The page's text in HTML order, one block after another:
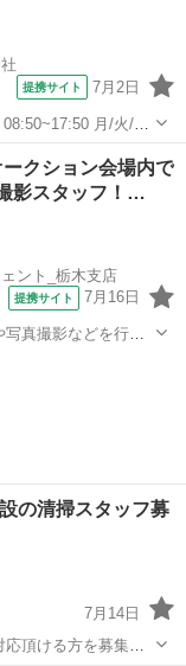
提携サイト 7月2日
シング株式会社 小山駅自動車15分／思川駅／小田林駅 [...
ークション会場内で
影スタッフ！…
ント_栃木支店
提携サイト 7月16日
真撮影などを行い
の清掃スタッフ募
7月14日
頂ける方を募集し